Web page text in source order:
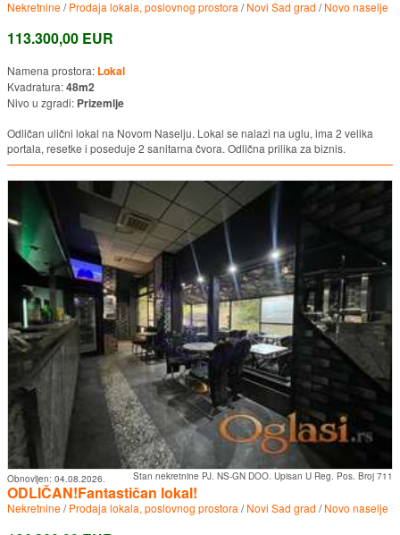
Nekretnine/Prodaja lokala, poslovnog prostora /Novi Sad grad /Novo naselje
113.300,00 EUR
Namena prostora: Lokal
Kvadratura:48m2
Nivo u zgradi: Prizemlje
Odličan ulični lokal na Novom Naselju. Lokal se nalazi na uglu, ima 2 velika
portala, resetke i poseduje 2 sanitarna čvora. Odlična prilika za biznis.
Stan nekretnine PJ. NS-GN DOO. Upisan U Reg. Pos. Broj 711
Obnovljen: 04.08.2026.
ODLIČAN!Fantastičan lokal!
Nekretnine/Prodaja lokala, poslovnog prostora /Novi Sad grad /Novo naselje